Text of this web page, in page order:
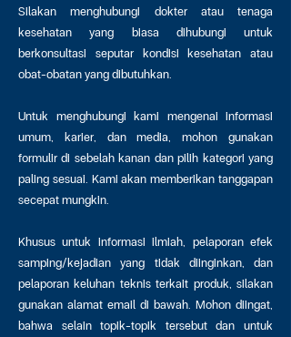
Silakan menghubungi dokter atau tenaga
kesehatan yang biasa dihubungi untuk
berkonsultasi seputar kondisi kesehatan atau
obat-obatan yang dibutuhkan.
Untuk menghubungi kami mengenai informasi
umum, karier, dan media, mohon gunakan
formulir di sebelah kanan dan pilih kategori yang
paling sesuai. Kami akan memberikan tanggapan
secepat mungkin.
Khusus untuk informasi ilmiah, pelaporan efek
samping/kejadian yang tidak diinginkan, dan
pelaporan keluhan teknis terkait produk, silakan
gunakan alamat email di bawah. Mohon diingat,
bahwa selain topik-topik tersebut dan untuk